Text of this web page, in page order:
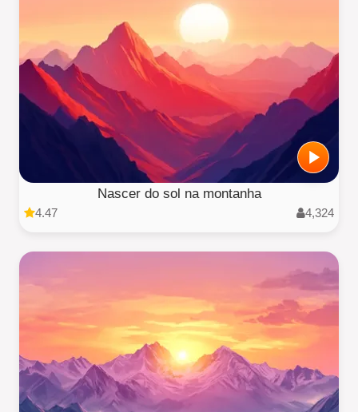
Nascer do sol na montanha
4.47 4,324